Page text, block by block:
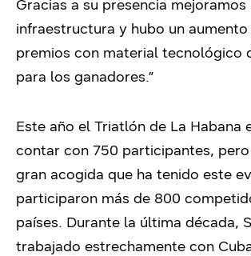
Gracias a su presencia mejoramos
infraestructura y hubo un
premios con material tecnológico
para los ganadores.”
Este año el Triatlón de La Habana
contar con 750 participantes,
gran acogida que ha tenido este
participaron más de 800
países. Durante la última década,
trabajado estrechamente con